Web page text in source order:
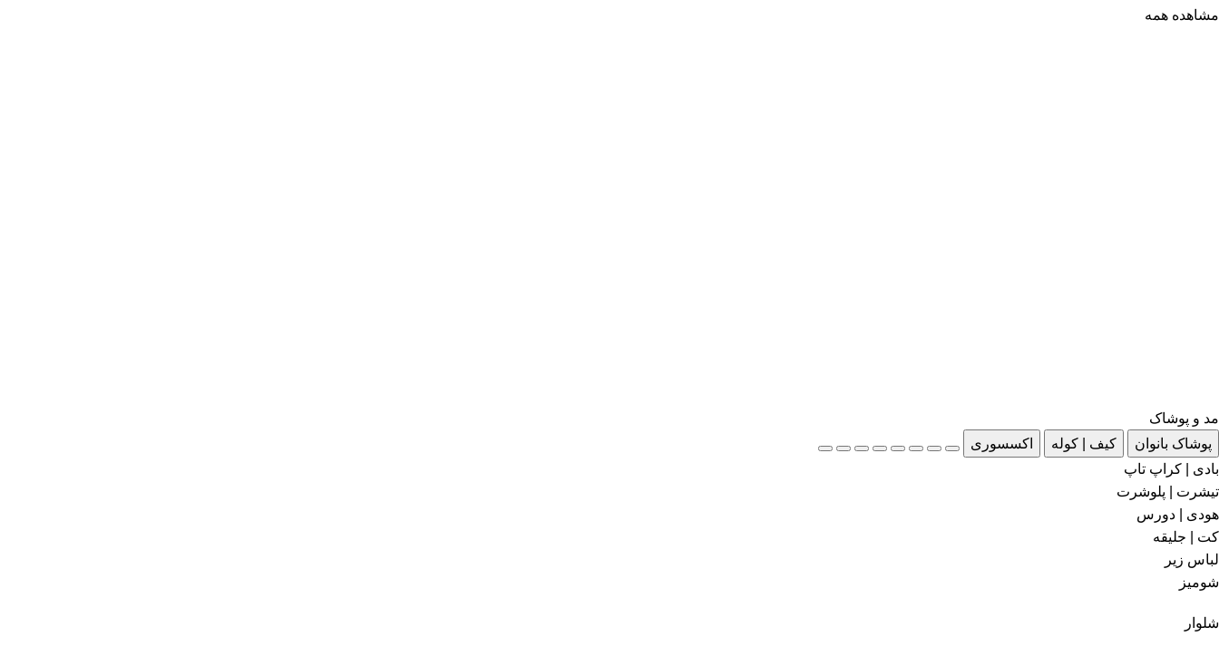
مشاهده همه
مد و پوشاک
پوشاک بانوان
کیف | کوله
اکسسوری
بادی | کراپ تاپ
تیشرت | پلوشرت
هودی | دورس
کت | جلیقه
لباس زیر
شومیز
شلوار